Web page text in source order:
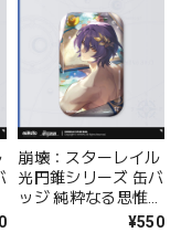
崩壊：スターレイル
光円錐シリーズ 缶バ
ッジ 純粋なる思惟の
¥550